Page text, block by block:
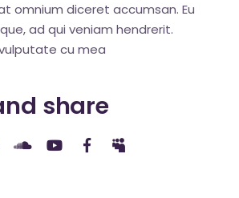
omnium diceret accumsan. Eu
ad qui veniam hendrerit.
cu mea
share